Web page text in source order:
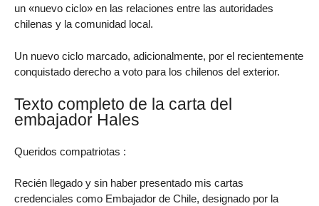
un «nuevo ciclo» en las relaciones entre las autoridades
chilenas y la comunidad local.
Un nuevo ciclo marcado, adicionalmente, por el recientemente
conquistado derecho a voto para los chilenos del exterior.
Texto completo de la carta del
embajador Hales
Queridos compatriotas :
Recién llegado y sin haber presentado mis cartas
credenciales como Embajador de Chile, designado por la